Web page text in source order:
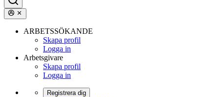
ARBETSSÖKANDE
Skapa profil
Logga in
Arbetsgivare
Skapa profil
Logga in
Registrera dig